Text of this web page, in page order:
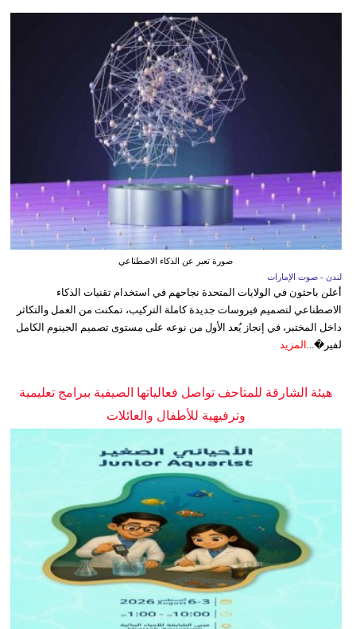
صورة تعبر عن الذكاء الاصطناعي
لندن - صوت الإمارات
أعلن باحثون في الولايات المتحدة نجاحهم في استخدام تقنيات الذكاء
الاصطناعي لتصميم فيروسات جديدة كاملة التركيب، تمكنت من العمل والتكاثر
داخل المختبر، في إنجاز يُعد الأول من نوعه على مستوى تصميم الجينوم الكامل
لفير�...
المزيد
هيئة الشارقة للمتاحف تواصل فعالياتها الصيفية ببرامج تعليمية
وترفيهية للأطفال والعائلات